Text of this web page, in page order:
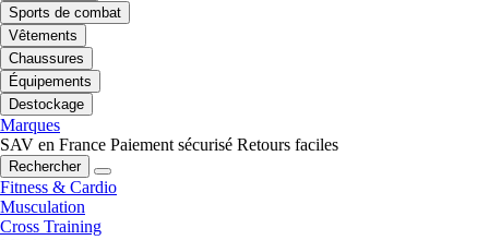
Sports de combat
Vêtements
Chaussures
Équipements
Destockage
Marques
SAV en France Paiement sécurisé Retours faciles
Rechercher
Fitness & Cardio
Musculation
Cross Training